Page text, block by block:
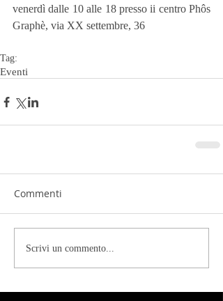
venerdì dalle 10 alle 18 presso ii centro Phôs
Graphè, via XX settembre, 36
Tag:
Eventi
Commenti
Scrivi un commento...